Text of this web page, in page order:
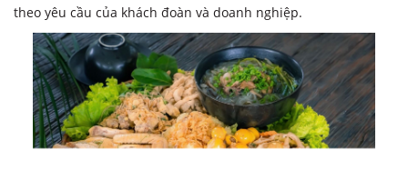
theo yêu cầu của khách đoàn và doanh nghiệp.